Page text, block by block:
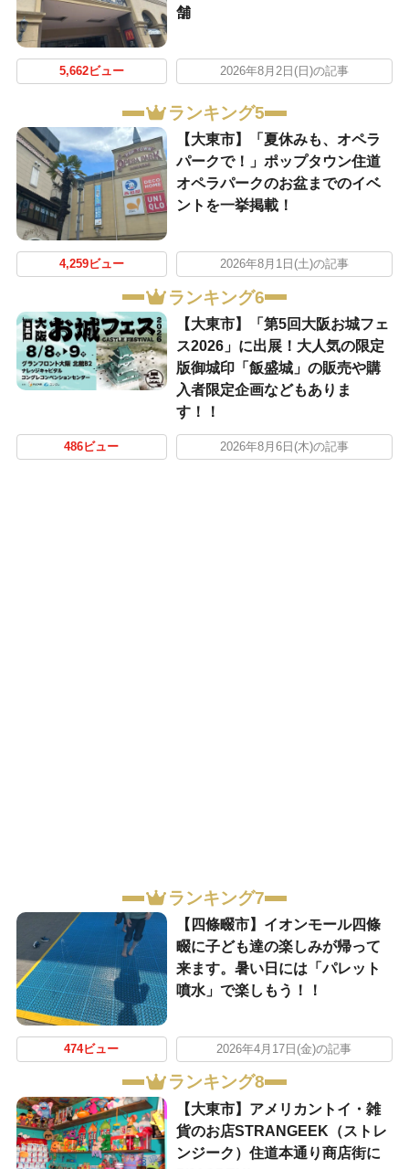
舗
5,662ビュー 2026年8月2日(日)の記事
ランキング5
【大東市】「夏休みも、オペラ
パークで！」ポップタウン住道
オペラパークのお盆までのイベ
ントを一挙掲載！
4,259ビュー 2026年8月1日(土)の記事
ランキング6
【大東市】「第5回大阪お城フェ
ス2026」に出展！大人気の限定
版御城印「飯盛城」の販売や購
入者限定企画などもありま
す！！
486ビュー 2026年8月6日(木)の記事
ランキング7
【四條畷市】イオンモール四條
畷に子ども達の楽しみが帰って
来ます。暑い日には「パレット
噴水」で楽しもう！！
474ビュー 2026年4月17日(金)の記事
ランキング8
【大東市】アメリカントイ・雑
貨のお店STRANGEEK（ストレ
ンジーク）住道本通り商店街に